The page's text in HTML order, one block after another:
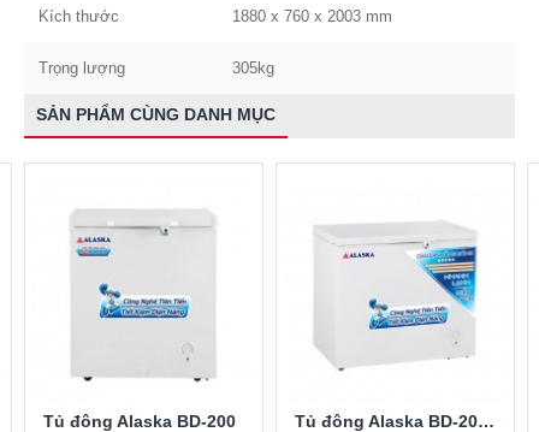
Kích thước 1880 x 760 x 2003 mm
Trọng lượng 305kg
SẢN PHẨM CÙNG DANH MỤC
Tủ đông Alaska BD-200 Tủ đông Alaska BD-200C